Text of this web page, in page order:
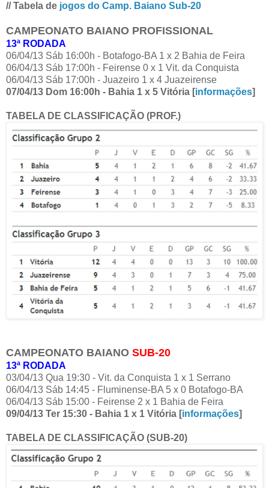
// Tabela de jogos do Camp. Baiano Sub-20
CAMPEONATO BAIANO PROFISSIONAL
13ª RODADA
06/04/13 Sáb 16:00h - Botafogo-BA 1 x 2 Bahia de Feira
06/04/13 Sáb 17:00h - Feirense 0 x 1 Vit. da Conquista
06/04/13 Sáb 17:00h - Juazeiro 1 x 4 Juazeirense
07/04/13 Dom 16:00h - Bahia 1 x 5 Vitória [informações]
TABELA DE CLASSIFICAÇÃO (PROF.)
CAMPEONATO BAIANO SUB-20
13ª RODADA
03/04/13 Qua 19:30 - Vit. da Conquista 1 x 1 Serrano
06/04/13 Sáb 14:45 - Fluminense-BA 5 x 0 Botafogo-BA
06/04/13 Sáb 15:00 - Feirense 2 x 1 Bahia de Feira
09/04/13 Ter 15:30 - Bahia 1 x 1 Vitória [informações]
TABELA DE CLASSIFICAÇÃO (SUB-20)